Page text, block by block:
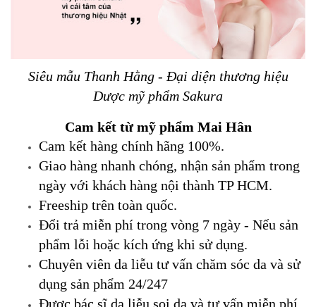
Siêu mẫu Thanh Hằng - Đại diện thương hiệu
Dược mỹ phẩm Sakura
Cam kết từ mỹ phẩm Mai Hân
Cam kết hàng chính hãng 100%.
Giao hàng nhanh chóng, nhận sản phẩm trong
ngày với khách hàng nội thành TP HCM.
Freeship trên toàn quốc.
Đổi trả miễn phí trong vòng 7 ngày - Nếu sản
phẩm lỗi hoặc kích ứng khi sử dụng.
Chuyên viên da liễu tư vấn chăm sóc da và sử
dụng sản phẩm 24/247
Được bác sĩ da liễu soi da và tư vấn miễn phí